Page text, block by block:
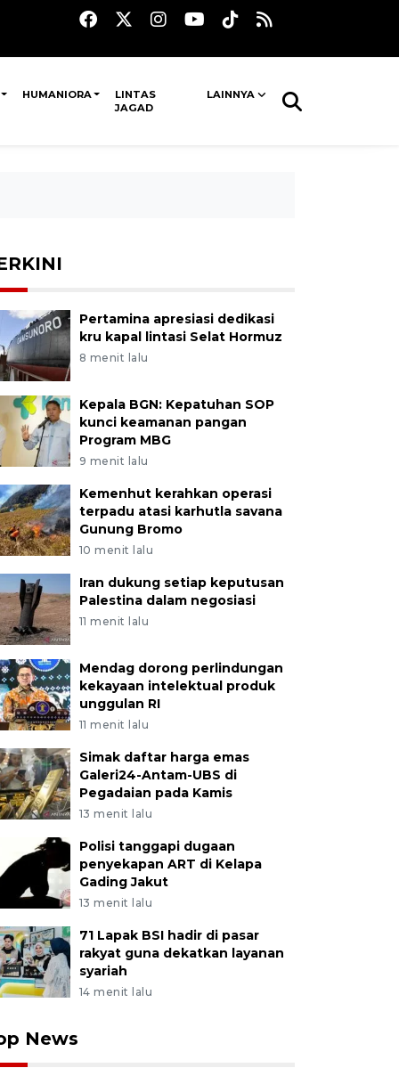
HUMANIORA
LINTAS
JAGAD
LAINNYA
Pertamina apresiasi dedikasi
kru kapal lintasi Selat Hormuz
8 menit lalu
Kepala BGN: Kepatuhan SOP
kunci keamanan pangan
Program MBG
9 menit lalu
Kemenhut kerahkan operasi
terpadu atasi karhutla savana
Gunung Bromo
10 menit lalu
Iran dukung setiap keputusan
Palestina dalam negosiasi
11 menit lalu
Mendag dorong perlindungan
kekayaan intelektual produk
unggulan RI
11 menit lalu
Simak daftar harga emas
Galeri24-Antam-UBS di
Pegadaian pada Kamis
13 menit lalu
Polisi tanggapi dugaan
penyekapan ART di Kelapa
Gading Jakut
13 menit lalu
71 Lapak BSI hadir di pasar
rakyat guna dekatkan layanan
syariah
14 menit lalu
News